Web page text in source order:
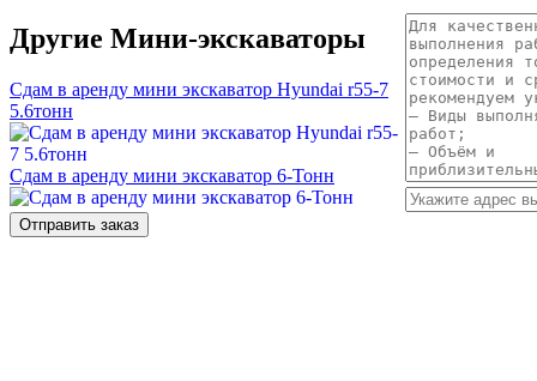
Другие Мини-экскаваторы
Сдам в аренду мини экскаватор Hyundai r55-7
5.6тонн
Сдам в аренду мини экскаватор 6-Тонн